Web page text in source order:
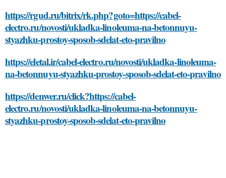
https://rgud.ru/bitrix/rk.php?goto=https://cabel-
electro.ru/novosti/ukladka-linoleuma-na-betonnuyu-
styazhku-prostoy-sposob-sdelat-eto-pravilno
https://eletal.ir/cabel-electro.ru/novosti/ukladka-linoleuma-
na-betonnuyu-styazhku-prostoy-sposob-sdelat-eto-pravilno
https://denwer.ru/click?https://cabel-
electro.ru/novosti/ukladka-linoleuma-na-betonnuyu-
styazhku-prostoy-sposob-sdelat-eto-pravilno